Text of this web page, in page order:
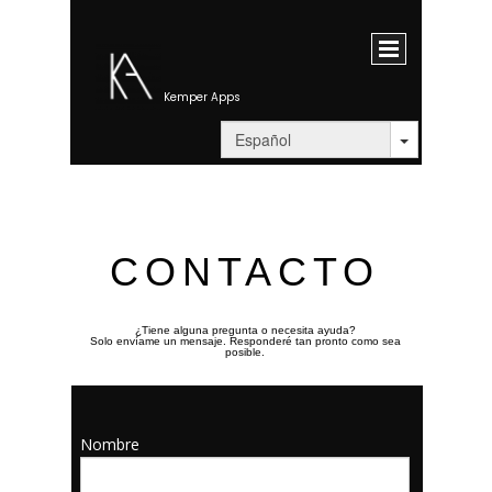
Kemper Apps
CONTACTO
¿Tiene alguna pregunta o necesita ayuda?
Solo envíame un mensaje. Responderé tan pronto como sea
posible.
Nombre